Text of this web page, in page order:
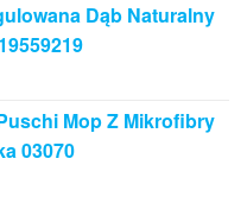
Dąb Naturalny
Mop Z Mikrofibry
03070